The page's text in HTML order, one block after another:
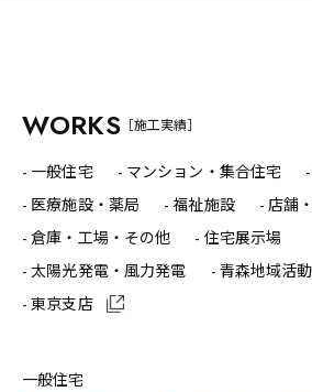
公共事業
福祉施設
店舗・オフィスビル
倉庫・工場・その他
太陽光発電・風力発電
青森地域活動
WORKS［施工実績］
一般住宅 マンション・集合住宅
医療施設・薬局
福祉施設
店舗
倉庫・工場・その他
住宅展示場
太陽光発電・風力発電
青森地域活動
東京支店
一般住宅